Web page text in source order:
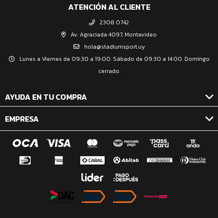
ATENCIÓN AL CLIENTE
2308 0742
Av. Agraciada 4097, Montevideo
hola@stadiumsport.uy
Lunes a Viernes de 09:30 a 19:00. Sábado de 09:30 a 14:00. Domingo
cerrado.
AYUDA EN TU COMPRA
EMPRESA